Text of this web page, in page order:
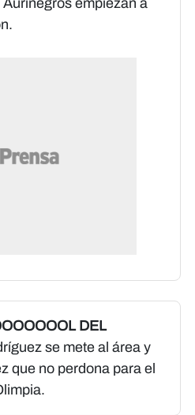
empiezan a
DEL
se mete al área y
que no perdona para el